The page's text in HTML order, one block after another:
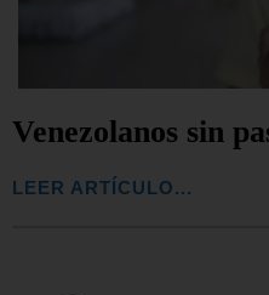
Venezolanos sin
LEER ARTÍCULO...